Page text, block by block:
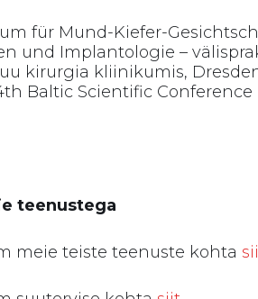
für Mund-Kiefer-
und Implantologie –
kirurgia kliinikumis,
Baltic Scientific
teenustega
meie teiste teenuste kohta